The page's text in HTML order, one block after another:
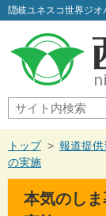
隠岐ユネスコ世界ジオ
サ
イ
ト
内
検
索
現
在
の
置：
トップ > 報道提供
の実施
本気のし